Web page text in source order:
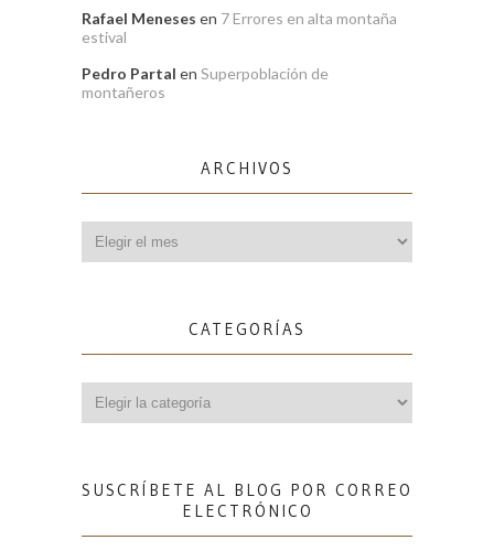
Rafael Meneses en 7 Errores en alta montaña
estival
Pedro Partal en Superpoblación de
montañeros
ARCHIVOS
CATEGORÍAS
SUSCRÍBETE AL BLOG POR CORREO
ELECTRÓNICO